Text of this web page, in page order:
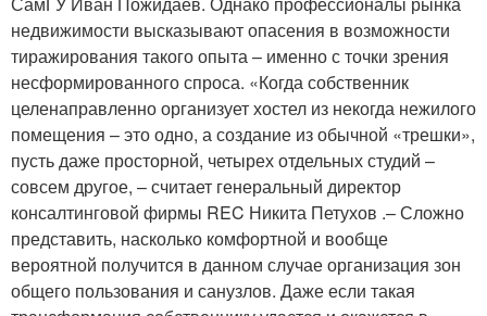
недвижимости высказывают опасения в возможности
тиражирования такого опыта – именно с точки зрения
несформированного спроса. «Когда собственник
целенаправленно организует хостел из некогда нежилого
помещения – это одно, а создание из обычной «трешки»,
пусть даже просторной, четырех отдельных студий –
совсем другое, – считает генеральный директор
консалтинговой фирмы REC Никита Петухов .– Сложно
представить, насколько комфортной и вообще
вероятной получится в данном случае организация зон
общего пользования и санузлов. Даже если такая